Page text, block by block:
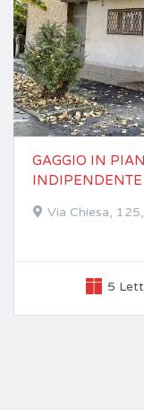
GAGGIO IN
Via Chiesa,
5